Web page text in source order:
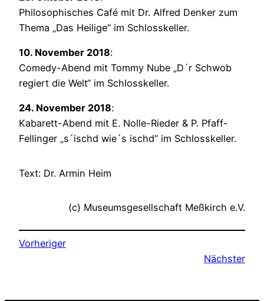
Philosophisches Café mit Dr. Alfred Denker zum
Thema „Das Heilige“ im Schlosskeller.
10. November 2018:
Comedy-Abend mit Tommy Nube „D´r Schwob
regiert die Welt“ im Schlosskeller.
24. November 2018:
Kabarett-Abend mit E. Nolle-Rieder & P. Pfaff-
Fellinger „s´ischd wie´s ischd“ im Schlosskeller.
Text: Dr. Armin Heim
(c) Museumsgesellschaft Meßkirch e.V.
Vorheriger
Nächster